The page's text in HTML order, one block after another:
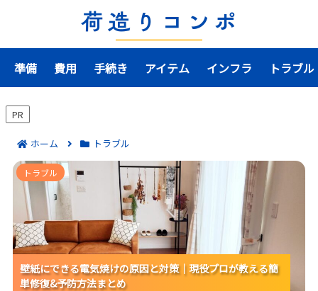
準備 費用 手続き アイテム インフラ トラブル
PR
ホーム トラブル
壁紙にできる電気焼けの原因と対策｜現役プロが教え
る簡単修復&予防方法まとめ
壁紙にできる電気焼けの原因と対策｜現役プロが教える簡
単修復&#038;予防方法まとめ
壁紙にできる電気焼けの原因と対策｜現役プロが教える簡
単修復&予防方法まとめ
壁紙にできる電気焼けの原因と対策｜現役プロが教える簡
単修復&予防方法まとめ
トラブル